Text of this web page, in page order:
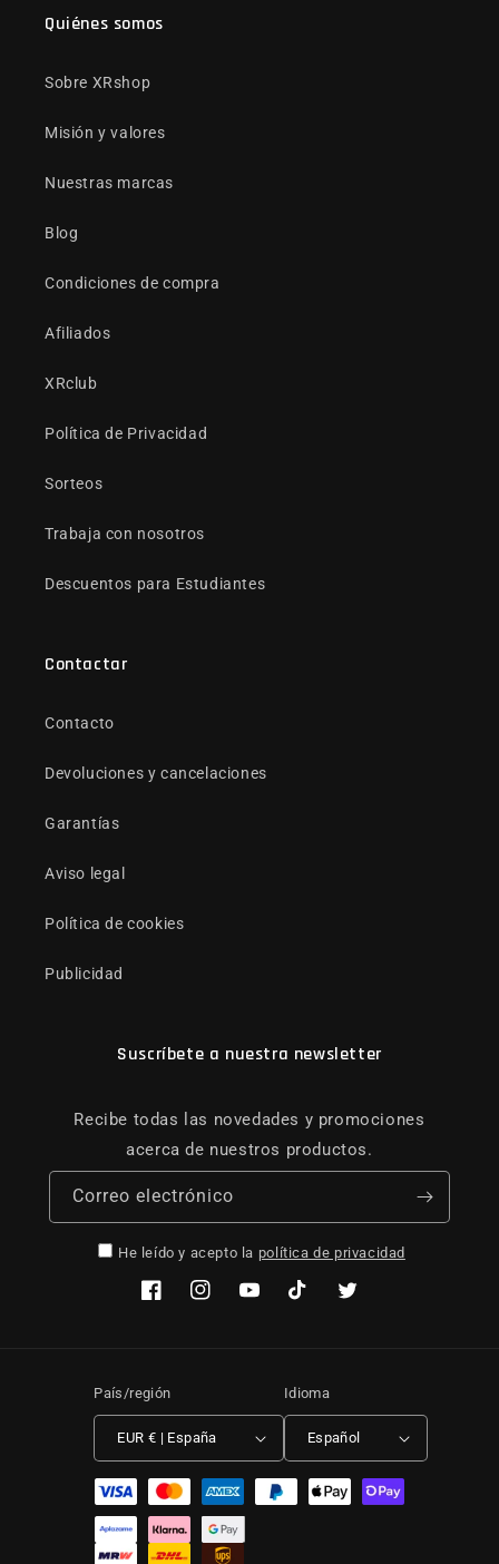
Quiénes somos
Sobre XRshop
Misión y valores
Nuestras marcas
Blog
Condiciones de compra
Afiliados
XRclub
Política de Privacidad
Sorteos
Trabaja con nosotros
Descuentos para Estudiantes
Contactar
Contacto
Devoluciones y cancelaciones
Garantías
Aviso legal
Política de cookies
Publicidad
Suscríbete a nuestra newsletter
Recibe todas las novedades y promociones
acerca de nuestros productos.
Correo electrónico
He leído y acepto la política de privacidad
FacebookInstagramYouTubeTikTok Twitter
País/región
EUR € | España
Idioma
Español
Formas de pago